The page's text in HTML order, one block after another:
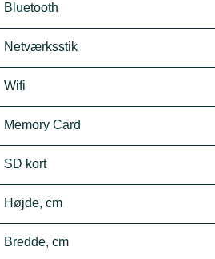
Bluetooth
Netværksstik
Wifi
Memory Card
SD kort
Højde, cm
Bredde, cm